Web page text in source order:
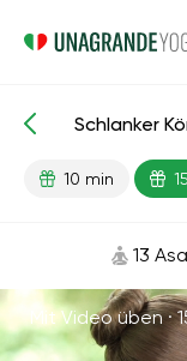
Fertige
Schlanker
10 min
13
Mit Video üben ·